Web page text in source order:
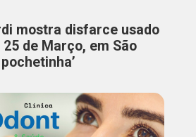
mostra disfarce usado
de Março, em São